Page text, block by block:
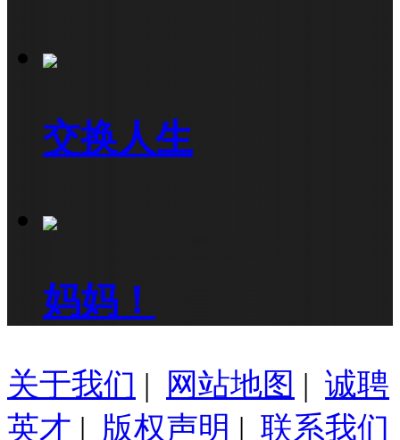
交换人生
妈妈！
关于我们 | 网站地图 | 诚聘
英才 | 版权声明 | 联系我们